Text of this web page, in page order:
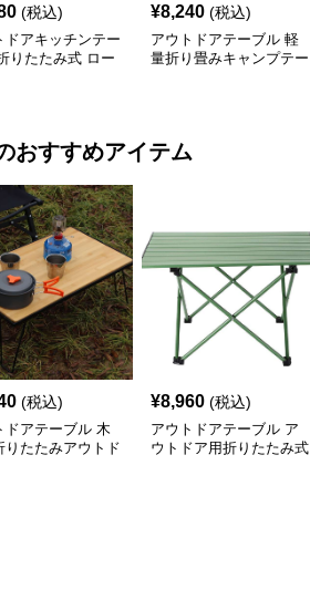
(税込)
ドアキッチンテー
りたたみ式 ロー
¥8,240 (税込)
アウトドアテーブル 軽
量折り畳みキャンプテー
おすすめアイテム
(税込)
ドアテーブル 木
りたたみアウトド
¥8,960 (税込)
アウトドアテーブル ア
ウトドア用折りたたみ式